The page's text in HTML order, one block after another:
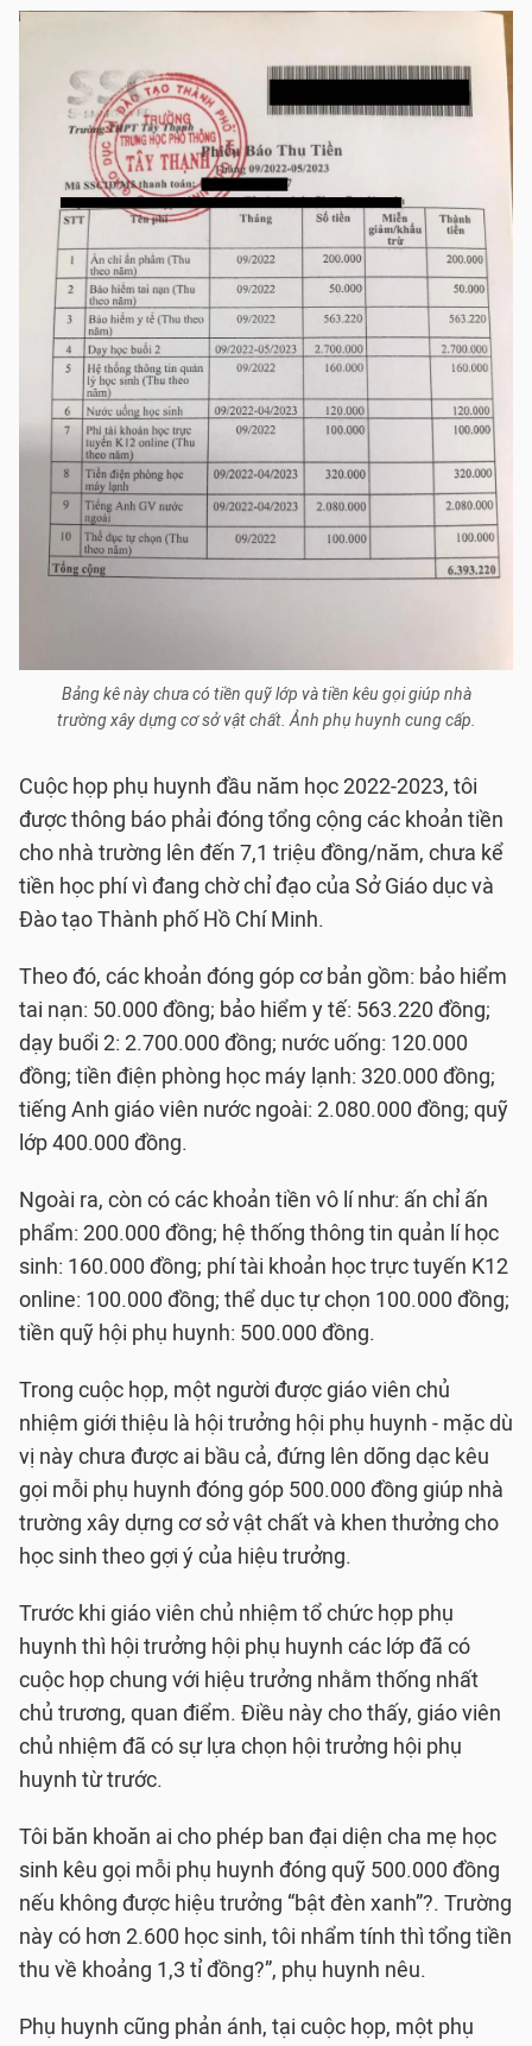
Bảng kê này chưa có tiền quỹ lớp và tiền kêu gọi giúp nhà
trường xây dựng cơ sở vật chất. Ảnh phụ huynh cung cấp.
Cuộc họp phụ huynh đầu năm học 2022-2023, tôi
được thông báo phải đóng tổng cộng các khoản tiền
cho nhà trường lên đến 7,1 triệu đồng/năm, chưa kể
tiền học phí vì đang chờ chỉ đạo của Sở Giáo dục và
Đào tạo Thành phố Hồ Chí Minh.
Theo đó, các khoản đóng góp cơ bản gồm: bảo hiểm
tai nạn: 50.000 đồng; bảo hiểm y tế: 563.220 đồng;
dạy buổi 2: 2.700.000 đồng; nước uống: 120.000
đồng; tiền điện phòng học máy lạnh: 320.000 đồng;
tiếng Anh giáo viên nước ngoài: 2.080.000 đồng; quỹ
lớp 400.000 đồng.
Ngoài ra, còn có các khoản tiền vô lí như: ấn chỉ ấn
phẩm: 200.000 đồng; hệ thống thông tin quản lí học
sinh: 160.000 đồng; phí tài khoản học trực tuyến K12
online: 100.000 đồng; thể dục tự chọn 100.000 đồng;
tiền quỹ hội phụ huynh: 500.000 đồng.
Trong cuộc họp, một người được giáo viên chủ
nhiệm giới thiệu là hội trưởng hội phụ huynh - mặc dù
vị này chưa được ai bầu cả, đứng lên dõng dạc kêu
gọi mỗi phụ huynh đóng góp 500.000 đồng giúp nhà
trường xây dựng cơ sở vật chất và khen thưởng cho
học sinh theo gợi ý của hiệu trưởng.
Trước khi giáo viên chủ nhiệm tổ chức họp phụ
huynh thì hội trưởng hội phụ huynh các lớp đã có
cuộc họp chung với hiệu trưởng nhằm thống nhất
chủ trương, quan điểm. Điều này cho thấy, giáo viên
chủ nhiệm đã có sự lựa chọn hội trưởng hội phụ
huynh từ trước.
Tôi băn khoăn ai cho phép ban đại diện cha mẹ học
sinh kêu gọi mỗi phụ huynh đóng quỹ 500.000 đồng
nếu không được hiệu trưởng “bật đèn xanh”?. Trường
này có hơn 2.600 học sinh, tôi nhẩm tính thì tổng tiền
thu về khoảng 1,3 tỉ đồng?”, phụ huynh nêu.
Phụ huynh cũng phản ánh, tại cuộc họp, một phụ